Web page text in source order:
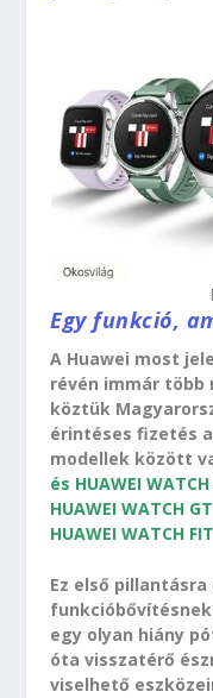
Egy funkció,
A Huawei most
révén immár több
köztük
érintéses fizetés
modellek között
és HUAWEI
HUAWEI WATCH
HUAWEI WATCH
Ez első
egy olyan hiány
óta visszatérő
viselhető